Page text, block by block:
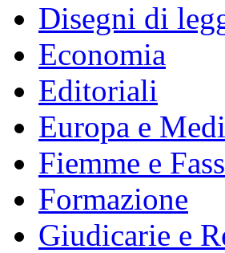
Disegni di
Economia
Editoriali
Europa e
Fiemme e
Formazione
Giudicarie e